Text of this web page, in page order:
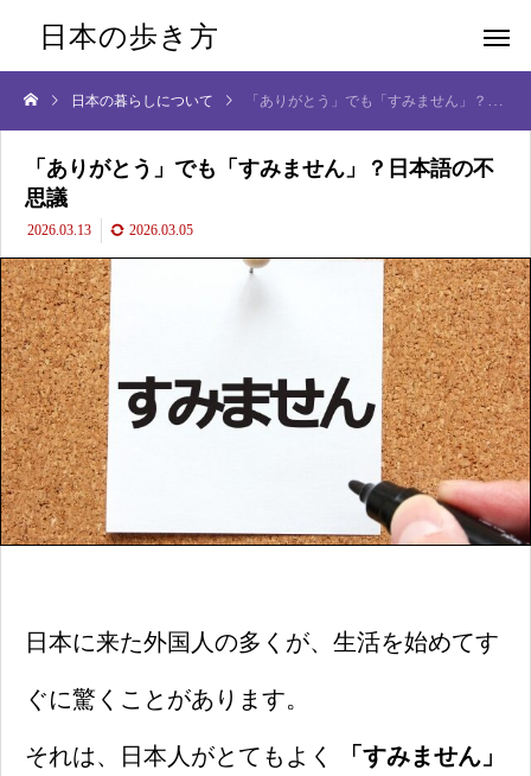
日本の歩き方
日本の暮らしについて 「ありがとう」でも「すみません」？日本語の不思議
「ありがとう」でも「すみません」？日本語の不
思議
2026.03.13 2026.03.05
日本に来た外国人の多くが、生活を始めてす
ぐに驚くことがあります。
それは、日本人がとてもよく 「すみません」